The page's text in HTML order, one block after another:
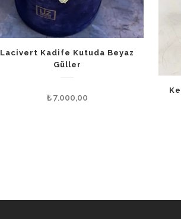
Lacivert Kadife Kutuda Beyaz
Güller
₺7.000,00